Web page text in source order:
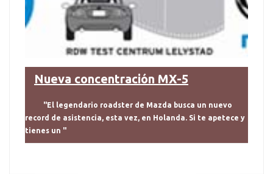
Nueva concentración MX-5
"El legendario roadster de Mazda busca un nuevo
record de asistencia, esta vez, en Holanda. Si te apetece y
tienes un "